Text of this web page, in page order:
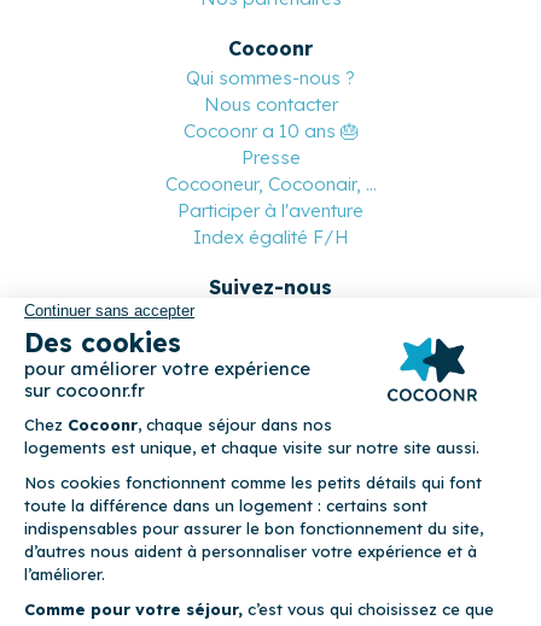
Cocoonr
Qui sommes-nous ?
Nous contacter
Cocoonr a 10 ans 🎂
Presse
Cocooneur, Cocoonair, ...
Participer à l'aventure
Index égalité F/H
Suivez-nous
location–CGU – Politique de confidentialité–Politique de